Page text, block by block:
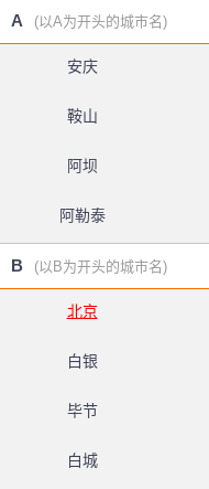
A (以A为开头的城市名)
安庆
鞍山
阿坝
阿勒泰
B (以B为开头的城市名)
北京
白银
毕节
白城